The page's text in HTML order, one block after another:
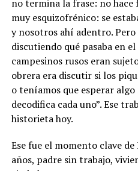
no termina la frase: no hace
muy esquizofrénico: se
y nosotros ahí adentro.
discutiendo qué pasaba en
campesinos rusos eran
obrera era discutir si los
o teníamos que esperar
decodifica cada uno”. Ese
historieta hoy.
Ese fue el momento clave
años, padre sin trabajo,